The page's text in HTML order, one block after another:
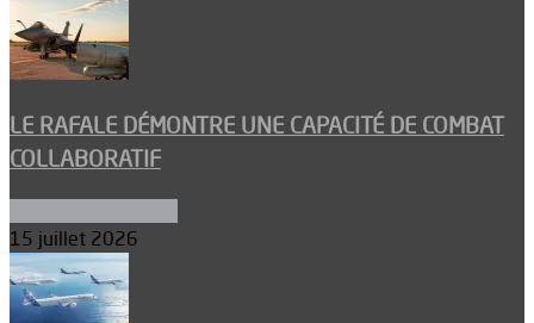
LE RAFALE DÉMONTRE UNE CAPACITÉ DE COMBAT
COLLABORATIF
15 juillet 2026